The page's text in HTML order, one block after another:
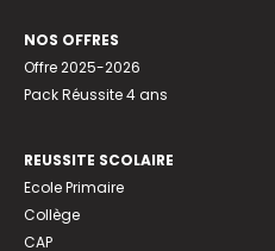
NOS OFFRES
Offre 2025-2026
Pack Réussite 4 ans
REUSSITE SCOLAIRE
Ecole Primaire
Collège
CAP